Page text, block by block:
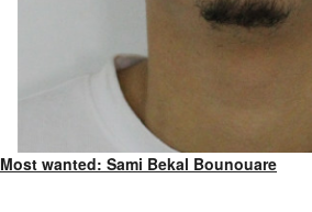
Most wanted: Sami Bekal Bounouare